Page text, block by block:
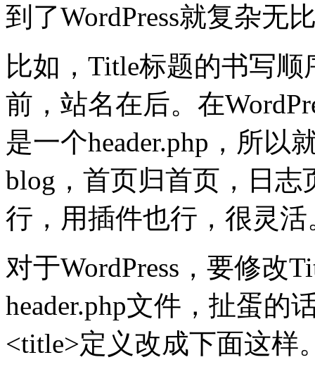
到了WordPress就复杂无
比如，Title标题的书写
前，站名在后。在
是一个header.php，所以
blog，首页归首页，日
行，用插件也行，很灵活
对于WordPress，要修改
header.php文件，扯蛋的
<title>定义改成下面这样